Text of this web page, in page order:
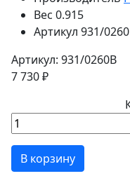
Вес 0.915
Артикул 931/
Артикул: 931/0260B
7 730 ₽
В корзину